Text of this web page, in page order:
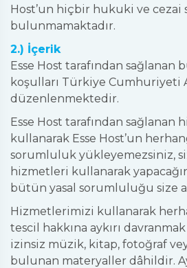
Host’un hiçbir hukuki ve
bulunmamaktadır.
2.) İçerik
Esse Host tarafından
koşulları Türkiye Cumhuriyeti
düzenlenmektedir.
Esse Host tarafından sağlanan
kullanarak Esse Host’un
sorumluluk yükleyemezsiniz,
hizmetleri kullanarak
bütün yasal sorumluluğu size
Hizmetlerimizi kullanarak
tescil hakkına aykırı
izinsiz müzik, kitap, fotoğraf
bulunan materyaller dâhildir.